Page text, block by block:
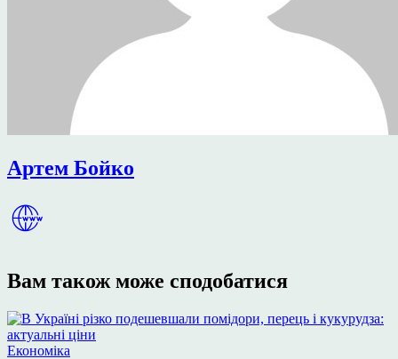
Артем Бойко
Вам також може сподобатися
Опублікувати
Економіка